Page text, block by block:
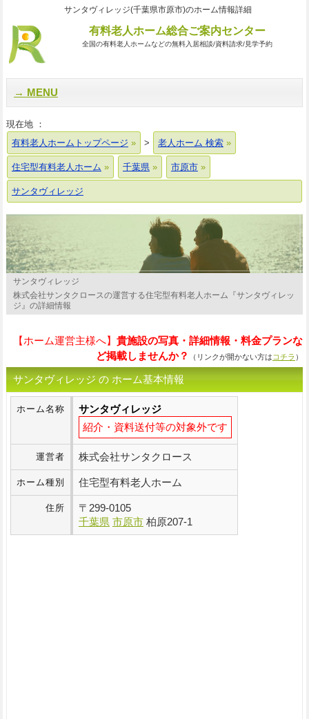
サンタヴィレッジ(千葉県市原市)のホーム情報詳細
有料老人ホーム総合ご案内センター
全国の有料老人ホームなどの無料入居相談/資料請求/見学予約
MENU
現在地 ：
有料老人ホームトップページ
> 老人ホーム 検索
住宅型有料老人ホーム 千葉県 市原市
サンタヴィレッジ
サンタヴィレッジ
株式会社サンタクロースの運営する住宅型有料老人ホーム『サンタヴィレッ
ジ』の詳細情報
【ホーム運営主様へ】貴施設の写真・詳細情報・料金プランな
ど掲載しませんか？
（リンクが開かない方は コチラ ）
サンタヴィレッジ の ホーム基本情報
ホーム名称
サンタヴィレッジ
紹介・資料送付等の対象外です
運営者 株式会社サンタクロース
ホーム種別 住宅型有料老人ホーム
住所 〒 299-0105
千葉県 市原市 柏原207-1